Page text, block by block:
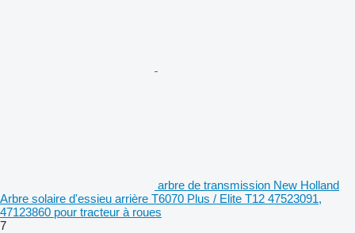
arbre de transmission New Holland
Arbre solaire d'essieu arrière T6070 Plus / Elite T12 47523091,
47123860 pour tracteur à roues
7